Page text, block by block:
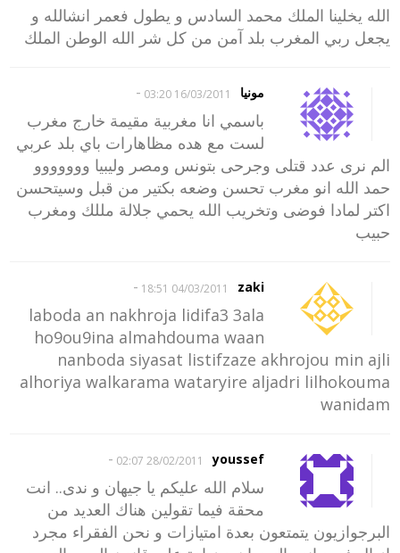
الله يخلينا الملك محمد السادس و يطول فعمر انشالله و
يجعل ربي المغرب بلد آمن من كل شر الله الوطن الملك
مونيا 16/03/2011 03:20
-
باسمي انا مغربية مقيمة خارج مغرب
لست مع هده مظاهارات باي بلد عربي
الم نرى عدد قتلى وجرحى بتونس ومصر وليبيا ووووووو
حمد الله انو مغرب تحسن وضعه بكتير من قبل وسيتحسن
اكتر لمادا فوضى وتخريب الله يحمي جلالة مللك ومغرب
حبيب
zaki
04/03/2011 18:51
-
laboda an nakhroja lidifa3 3ala
ho9ou9ina almahdouma waan
nanboda siyasat listifzaze akhrojou min ajli
alhoriya walkarama wataryire aljadri lilhokouma
wanidam
youssef
28/02/2011 02:07
-
سلام الله عليكم يا جيهان و ندى.. انت
محقة فيما تقولين هناك العديد من
البرجوازيون يتمتعون بعدة امتيازات و نحن الفقراء مجرد